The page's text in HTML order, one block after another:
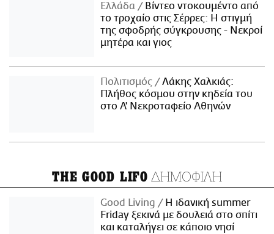
Ελλάδα
Βίντεο ντοκουμέντο από
το τροχαίο στις Σέρρες: Η στιγμή
της σφοδρής σύγκρουσης - Νεκροί
μητέρα και γιος
Πολιτισμός
Λάκης Χαλκιάς:
Πλήθος κόσμου στην κηδεία του
στο Α' Νεκροταφείο Αθηνών
THE GOOD LIFO ΔΗΜΟΦΙΛΗ
Good Living
Η ιδανική summer
Friday ξεκινά με δουλειά στο σπίτι
και καταλήγει σε κάποιο νησί